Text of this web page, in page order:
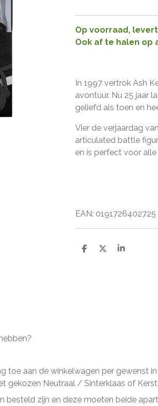
Op voorraad,
Ook af te halen op
In 1997 vertrok Ash
avontuur. Nu 25 jaar
geliefd als toen en
Vier de verjaardag
articulated battle
en is perfect voor
EAN: 0191726402725
D
D
S
toe aan de winkelwagen per gewenst
gekozen Neutraal / Sinterklaas of Kerst
besteld zijn en deze moeten beide